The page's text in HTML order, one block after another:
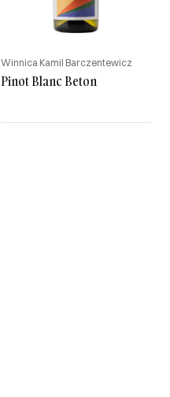
Winnica Kamil Barczentewicz
Pinot Blanc Beton